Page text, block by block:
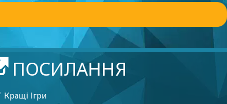
ПОСИЛАННЯ
Кращі Ігри